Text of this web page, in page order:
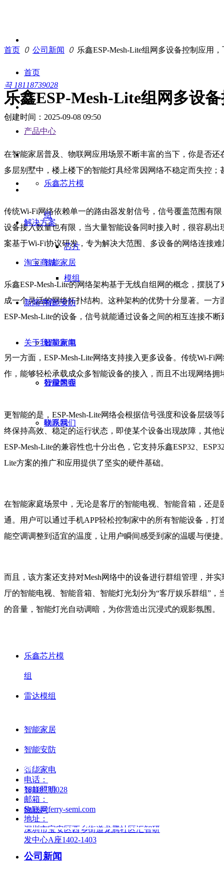
首页
끅 18118739028
产品中心
乐鑫芯片模
组
芯片
模组
解决方案
智能家居
智能安防
智能家电
智能照明
物联网
淘宝商城
新闻中心
公司新闻
行业内容
关于我们
公司简介
联系我们
首页 ꄲ 公司新闻 ꄲ 乐鑫ESP-Mesh-Lite组网多设备控制应用
乐鑫ESP-Mesh-Lite组网多设
创建时间： 2025-09-08 09:50
在智能家居普及、物联网应用场景不断丰富的当下，你是否
多层别墅中，楼上楼下的智能灯具经常因网络不稳定而失控
传统Wi-Fi网络依赖单一的路由器发射信号，信号覆盖范围有
设备接入数量也有限，当大量智能设备同时接入时，很容易出
案基于Wi-Fi协议研发，专为解决大范围、多设备的网络连接
乐鑫ESP-Mesh-Lite的网络架构基于无线自组网的概念，摆脱
成一个灵活的网络拓扑结构。​这种架构的优势十分显著。一
ESP-Mesh-Lite的设备，信号就能通过设备之间的相互连接不
另一方面，ESP-Mesh-Lite网络支持接入更多设备。传统Wi-Fi
作，能够轻松承载成众多智能设备的接入，而且不出现网络
更智能的是，ESP-Mesh-Lite网络会根据信号强度和设备层级
终保持高效、稳定的运行状态，即使某个设备出现故障，其
ESP-Mesh-Lite的兼容性也十分出色，它支持乐鑫ESP32、
Lite方案的推广和应用提供了坚实的硬件基础。​
在智能家庭场景中，无论是客厅的智能电视、智能音箱，还
通。用户可以通过手机APP轻松控制家中的所有智能设备，
能空调调整到适宜的温度，让用户瞬间感受到家的温暖与便捷
而且，该方案还支持对Mesh网络中的设备进行群组管理，并
厅的智能电视、智能音箱、智能灯光划分为“客厅娱乐群组”
的音量，智能灯光自动调暗，为你营造出沉浸式的观影氛围。
乐鑫ESP-Mesh-Lite组网方案凭借其强大的性能、广泛的适
后一个： 无
乐鑫芯片模
组
雷达模组
智能家居
智能安防
智能家电
智能照明
物联网
新闻中心
公司新闻
联系我们
电话：
18118739028
邮箱：
Sales@ferry-semi.com
地址：
深圳市宝安区西乡街道龙腾社区汇智研
发中心A座1402-1403